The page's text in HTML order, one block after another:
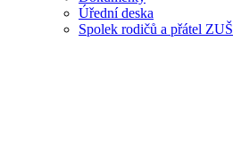
Úřední deska
Spolek rodičů a přátel ZUŠ